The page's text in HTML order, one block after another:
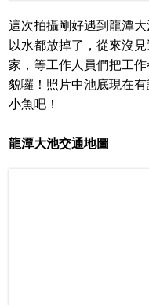
這次拍攝剛好遇到龍潭
以水都放掉了，從來沒
家，等工作人員們把工
貌囉！照片中池底現在
小魚吧！
龍潭大池交通地圖